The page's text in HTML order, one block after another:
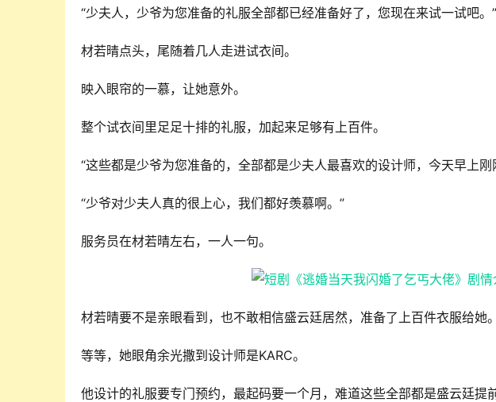
“少夫人，少爷为您准备的礼服全部都已经准备好了，您现在来试一试吧。”
材若晴点头，尾随着几人走进试衣间。
映入眼帘的一慕，让她意外。
整个试衣间里足足十排的礼服，加起来足够有上百件。
“这些都是少爷为您准备的，全部都是少夫人最喜欢的设计师，今天早上刚
“少爷对少夫人真的很上心，我们都好羡慕啊。”
服务员在材若晴左右，一人一句。
材若晴要不是亲眼看到，也不敢相信盛云廷居然，准备了上百件衣服给她。
等等，她眼角余光撒到设计师是KARC。
他设计的礼服要专门预约，最起码要一个月，难道这些全部都是盛云廷提